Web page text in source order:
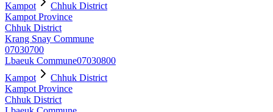
Kampot
Chhuk District
Kampot Province
Chhuk District
Krang Snay Commune
07030700
Lbaeuk Commune07030800
Kampot
Chhuk District
Kampot Province
Chhuk District